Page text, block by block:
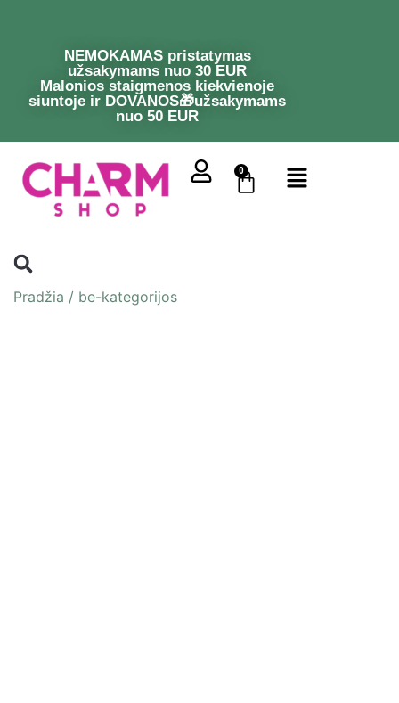
NEMOKAMAS pristatymas
užsakymams nuo 30 EUR
Malonios staigmenos kiekvienoje
siuntoje ir DOVANOS🎁užsakymams
nuo 50 EUR
0
Pradžia / be-kategorijos